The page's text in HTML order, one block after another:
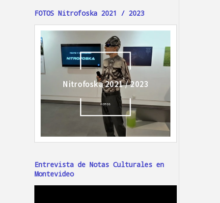
FOTOS Nitrofoska 2021 / 2023
Entrevista de Notas Culturales en
Montevideo